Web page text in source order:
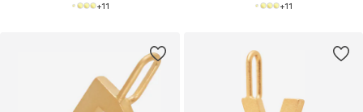
+11 +11